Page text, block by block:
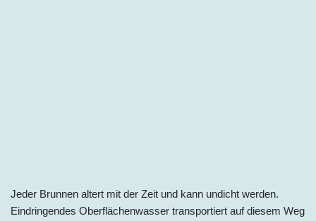
Jeder Brunnen altert mit der Zeit und kann undicht werden.
Eindringendes Oberflächenwasser transportiert auf diesem Weg